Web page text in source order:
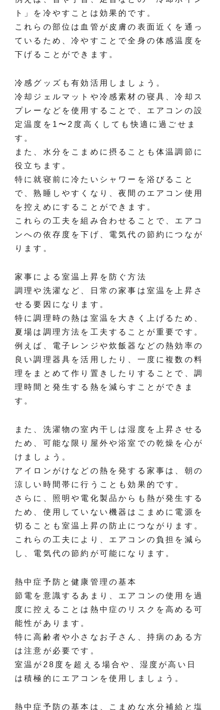
ト」を冷やすことは効果的です。
これらの部位は血管が皮膚の表面近くを通っ
ているため、冷やすことで全身の体感温度を
下げることができます。
冷感グッズも有効活用しましょう。
冷却ジェルマットや冷感素材の寝具、冷却ス
プレーなどを使用することで、エアコンの設
定温度を1〜2度高くしても快適に過ごせま
す。
また、水分をこまめに摂ることも体温調節に
役立ちます。
特に就寝前に冷たいシャワーを浴びること
で、熟睡しやすくなり、夜間のエアコン使用
を控えめにすることができます。
これらの工夫を組み合わせることで、エアコ
ンへの依存度を下げ、電気代の節約につなが
ります。
家事による室温上昇を防ぐ方法
調理や洗濯など、日常の家事は室温を上昇さ
せる要因になります。
特に調理時の熱は室温を大きく上げるため、
夏場は調理方法を工夫することが重要です。
例えば、電子レンジや炊飯器などの熱効率の
良い調理器具を活用したり、一度に複数の料
理をまとめて作り置きしたりすることで、調
理時間と発生する熱を減らすことができま
す。
また、洗濯物の室内干しは湿度を上昇させる
ため、可能な限り屋外や浴室での乾燥を心が
けましょう。
アイロンがけなどの熱を発する家事は、朝の
涼しい時間帯に行うことも効果的です。
さらに、照明や電化製品からも熱が発生する
ため、使用していない機器はこまめに電源を
切ることも室温上昇の防止につながります。
これらの工夫により、エアコンの負担を減ら
し、電気代の節約が可能になります。
熱中症予防と健康管理の基本
節電を意識するあまり、エアコンの使用を過
度に控えることは熱中症のリスクを高める可
能性があります。
特に高齢者や小さなお子さん、持病のある方
は注意が必要です。
室温が28度を超える場合や、湿度が高い日
は積極的にエアコンを使用しましょう。
熱中症予防の基本は、こまめな水分補給と塩